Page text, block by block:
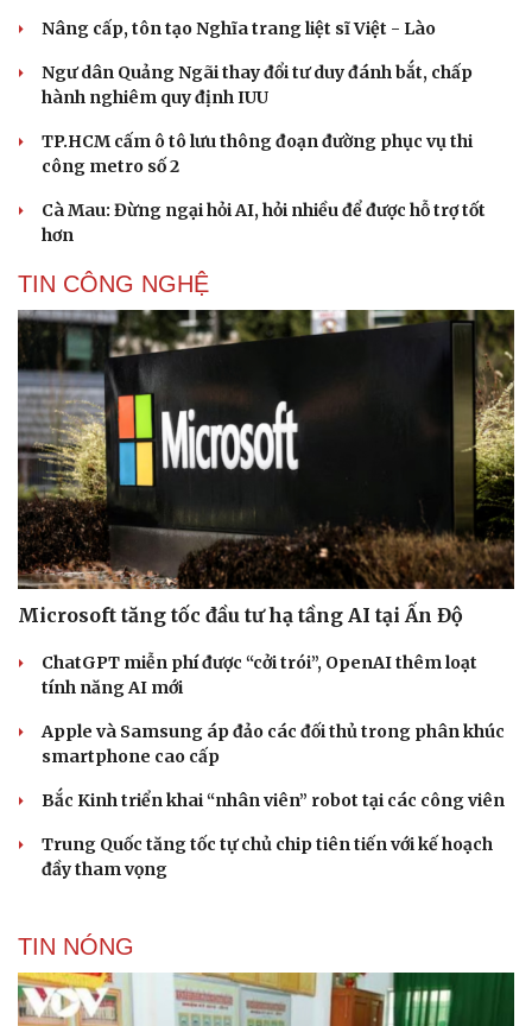
Nâng cấp, tôn tạo Nghĩa trang liệt sĩ Việt - Lào
Ngư dân Quảng Ngãi thay đổi tư duy đánh bắt, chấp
hành nghiêm quy định IUU
TP.HCM cấm ô tô lưu thông đoạn đường phục vụ thi
công metro số 2
Cà Mau: Đừng ngại hỏi AI, hỏi nhiều để được hỗ trợ tốt
hơn
TIN CÔNG NGHỆ
Microsoft tăng tốc đầu tư hạ tầng AI tại Ấn Độ
ChatGPT miễn phí được “cởi trói”, OpenAI thêm loạt
tính năng AI mới
Apple và Samsung áp đảo các đối thủ trong phân khúc
smartphone cao cấp
Bắc Kinh triển khai “nhân viên” robot tại các công viên
Trung Quốc tăng tốc tự chủ chip tiên tiến với kế hoạch
đầy tham vọng
TIN NÓNG